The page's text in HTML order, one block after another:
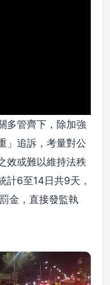
多管齊下，除加強
」追訴，考量對公
效或難以維持法秩
計6至14日共9天，
金，直接發監執